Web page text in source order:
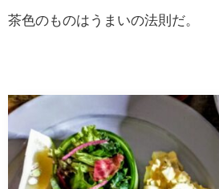
茶色のものはうまいの法則だ。